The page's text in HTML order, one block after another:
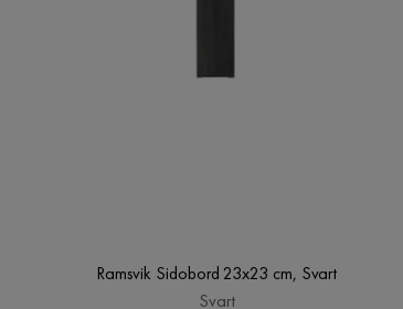
Ramsvik Sidobord 23x23 cm, Svart
Svart